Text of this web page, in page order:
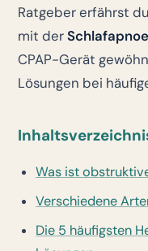
Ratgeber erfährst
mit der
CPAP-Gerät
Lösungen bei
Was ist
Verschiedene
Die 5 häufigsten